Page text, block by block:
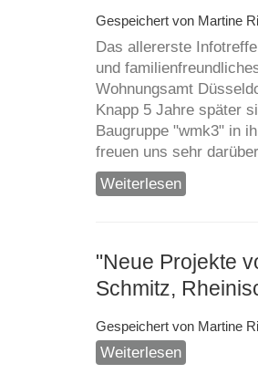
Gespeichert von Martine
Das allererste
und
Wohnungsamt
Knapp 5 Jahre später
Baugruppe "wmk3" in
freuen uns sehr
Weiterlesen
"Neue Projekte
Schmitz,
Gespeichert von Martine
Weiterlesen
12.09.2017